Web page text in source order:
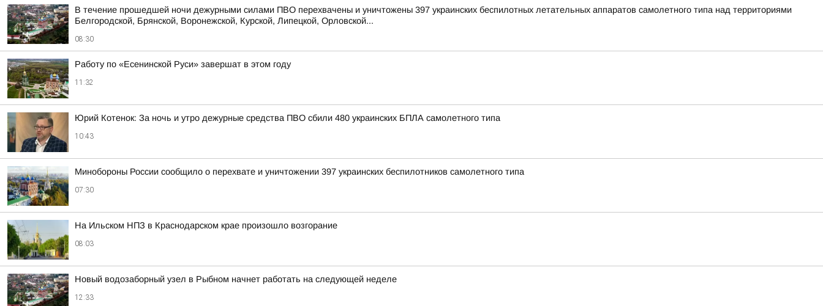
В течение прошедшей ночи дежурными силами ПВО перехвачены и уничтожены 397 украинских беспилотных летательных аппаратов самолетного типа над территориями
Белгородской, Брянской, Воронежской, Курской, Липецкой, Орловской...
08:30
Работу по «Есенинской Руси» завершат в этом году
11:32
Юрий Котенок: За ночь и утро дежурные средства ПВО сбили 480 украинских БПЛА самолетного типа
10:43
Минобороны России сообщило о перехвате и уничтожении 397 украинских беспилотников самолетного типа
07:30
На Ильском НПЗ в Краснодарском крае произошло возгорание
08:03
Новый водозаборный узел в Рыбном начнет работать на следующей неделе
12:33